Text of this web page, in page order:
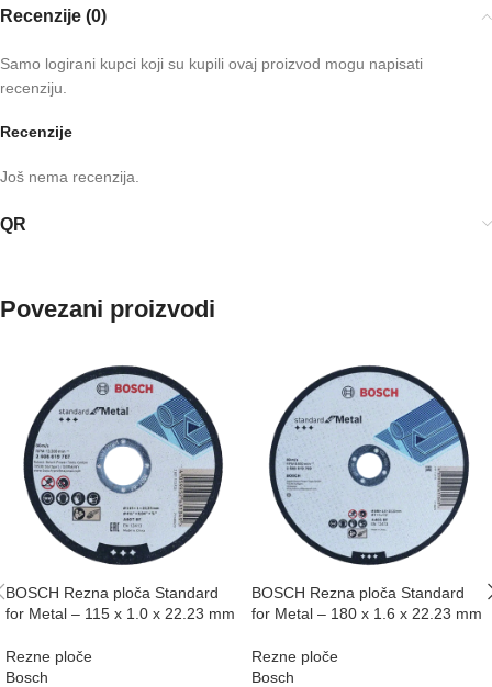
Recenzije (0)
Recenzije
Još nema recenzija.
Samo logirani kupci koji su kupili ovaj proizvod mogu napisati
recenziju.
QR
Povezani proizvodi
BOSCH Rezna ploča Standard
for Metal – 115 x 1.0 x 22.23 mm
Rezne ploče
Bosch
BOSCH Rezna ploča Standard
for Metal – 180 x 1.6 x 22.23 mm
Rezne ploče
Bosch